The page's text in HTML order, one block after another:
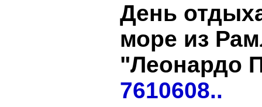
День
море из
"Леонардо
7610608..